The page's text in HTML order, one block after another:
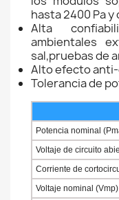
hasta 2400 Pa y
Alta
ambientales
sal,pruebas de
Alto efecto
Tolerancia de
Potencia nominal
Voltaje de circuito
Corriente de
Voltaje nominal (Vmp)